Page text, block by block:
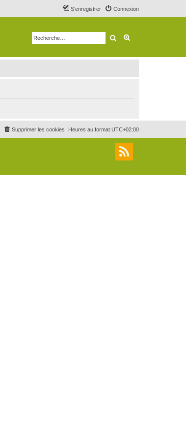
Connexion
S’enregistrer
Rechercher
Heures au format UTC+02:00
Supprimer les cookies